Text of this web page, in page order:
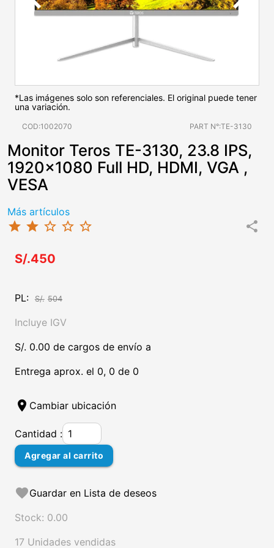
*Las imágenes solo son referenciales. El original puede tener
una variación.
COD:1002070 PART N°:TE-3130
Monitor Teros TE-3130, 23.8 IPS,
1920x1080 Full HD, HDMI, VGA ,
VESA
Más artículos
star star star_border star_border star_border share
S/.450
PL: S/. 504
Incluye IGV
S/. 0.00 de cargos de envío a
Entrega aprox. el 0, 0 de 0
location_on Cambiar ubicación
Cantidad :
Agregar al carrito
favoriteGuardar en Lista de deseos
Stock: 0.00
17 Unidades vendidas